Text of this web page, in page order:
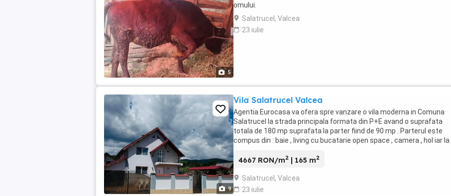
5
omului.
Salatrucel, Valcea
23 iulie
9
Vila Salatrucel Valcea
Agentia Eurocasa va ofera spre vanzare o vila moderna in Comuna
Salatrucel la strada principala formata din P+E avand o suprafata
totala de 180 mp suprafata la parter fiind de 90 mp . Parterul este
compus din : baie , living cu bucatarie open space , camera , hol iar la
4667 RON/m2 | 165 m2
Salatrucel, Valcea
23 iulie